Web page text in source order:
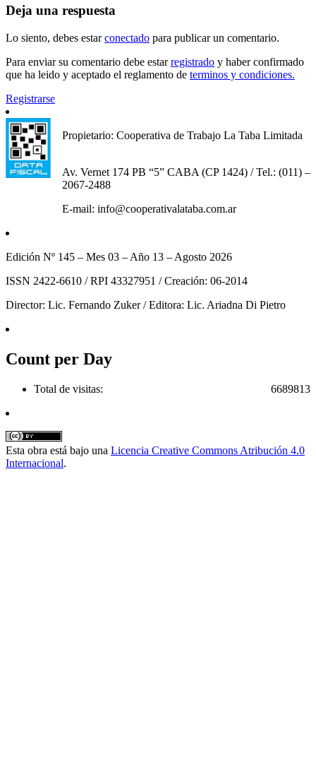
Deja una respuesta
Lo siento, debes estarconectado para publicar un comentario.
Para enviar su comentario debe estarregistrado y haber confirmado
que ha leido y aceptado el reglamento de terminos y condiciones.
Registrarse
Propietario: Cooperativa de Trabajo La Taba Limitada
Av. Vernet 174 PB “5” CABA (CP 1424) / Tel.: (011) –
2067-2488
E-mail: info@cooperativalataba.com.ar
Edición Nº 145 – Mes 03 – Año 13 – Agosto 2026
ISSN 2422-6610 / RPI 43327951 / Creación: 06-2014
Director: Lic. Fernando Zuker / Editora: Lic. Ariadna Di Pietro
Count per Day
6689813
Total de visitas:
Esta obra está bajo una Licencia Creative Commons Atribución 4.0
Internacional.